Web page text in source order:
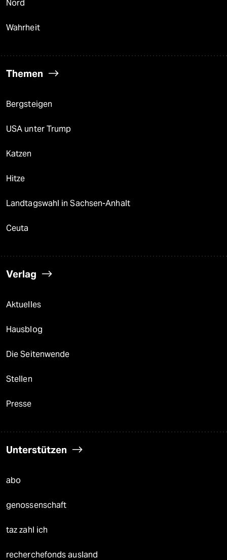
Nord
Wahrheit
Themen
Bergsteigen
USA unter Trump
Katzen
Hitze
Landtagswahl in Sachsen-Anhalt
Ceuta
Verlag
Aktuelles
Hausblog
Die Seitenwende
Stellen
Presse
Unterstützen
abo
genossenschaft
taz zahl ich
recherchefonds ausland